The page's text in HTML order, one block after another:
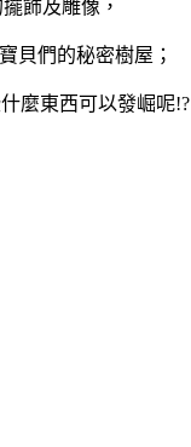
飾及雕像，
貝們的秘密樹屋；
麼東西可以發崛呢!?